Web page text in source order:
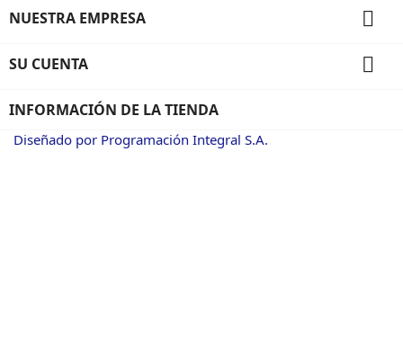
NUESTRA EMPRESA 
SU CUENTA 
INFORMACIÓN DE LA TIENDA
Diseñado por Programación Integral S.A.